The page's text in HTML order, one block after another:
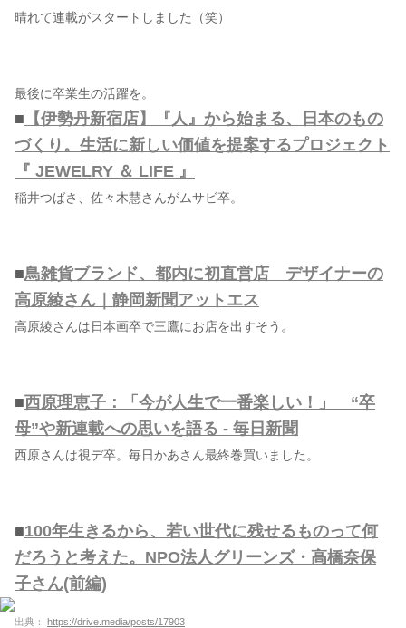
晴れて連載がスタートしました（笑）
最後に卒業生の活躍を。
■ 【伊勢丹新宿店】『人』から始まる、日本のもの
づくり。生活に新しい価値を提案するプロジェクト
『 JEWELRY ＆ LIFE 』
稲井つばさ、佐々木慧さんがムサビ卒。
■鳥雑貨ブランド、都内に初直営店 デザイナーの
高原綾さん｜静岡新聞アットエス
高原綾さんは日本画卒で三鷹にお店を出すそう。
■西原理恵子：「今が人生で一番楽しい！」 “卒
母”や新連載への思いを語る - 毎日新聞
西原さんは視デ卒。毎日かあさん最終巻買いました。
■100年生きるから、若い世代に残せるものって何
だろうと考えた。NPO法人グリーンズ・高橋奈保
子さん(前編)
出典： https://drive.media/posts/17903